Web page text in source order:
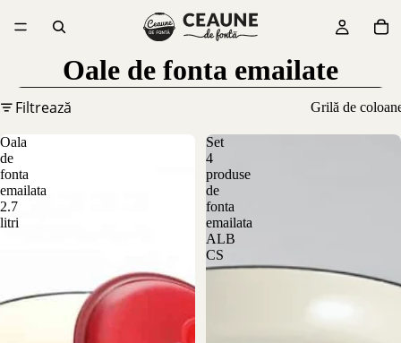
Oale de fonta emailate
Filtrează Grilă de
Oala
de
fonta
emailata
2.7
litri
Set
4
produse
de
fonta
emailata
ALB
CS